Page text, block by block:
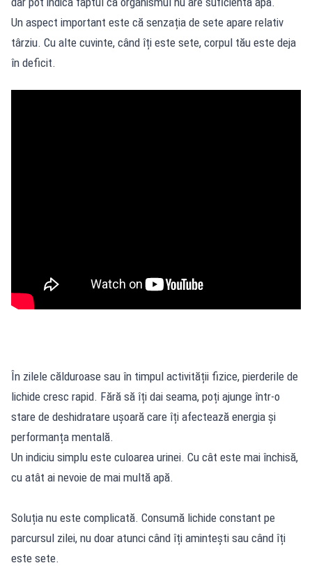
Un aspect important este că senzația de sete apare relativ
târziu. Cu alte cuvinte, când îți este sete, corpul tău este deja
în deficit.
În zilele călduroase sau în timpul activității fizice, pierderile de
lichide cresc rapid. Fără să îți dai seama, poți ajunge într-o
stare de deshidratare ușoară care îți afectează energia și
performanța mentală.
Un indiciu simplu este culoarea urinei. Cu cât este mai închisă,
cu atât ai nevoie de mai multă apă.
Soluția nu este complicată. Consumă lichide constant pe
parcursul zilei, nu doar atunci când îți amintești sau când îți
este sete.